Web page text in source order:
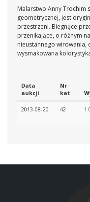
Malarstwo Anny Trochim
geometrycznej, jest
przestrzeni. Biegnące
przenikające, o różnym
nieustannego
wysmakowana
Data
aukcji
Nr
kat
2013-08-20 42 1